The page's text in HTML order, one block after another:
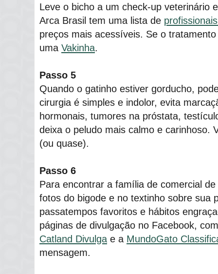
Leve o bicho a um check-up veterinário
Arca Brasil tem uma lista de
preços mais acessíveis. Se o
uma Vakinha.
Passo 5
Quando o gatinho estiver gorducho,
cirurgia é simples e indolor, evita
hormonais, tumores na próstata,
deixa o peludo mais calmo e carinhoso.
(ou quase).
Passo 6
Para encontrar a família de comercial
fotos do bigode e no textinho sobre sua
passatempos favoritos e hábitos
páginas de divulgação no Facebook,
Catland Divulga e a MundoGato
mensagem.